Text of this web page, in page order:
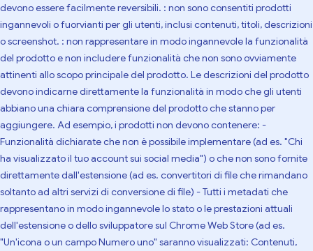
devono essere facilmente reversibili. : non sono consentiti prodotti
ingannevoli o fuorvianti per gli utenti, inclusi contenuti, titoli, descrizioni
o screenshot. : non rappresentare in modo ingannevole la funzionalità
del prodotto e non includere funzionalità che non sono ovviamente
attinenti allo scopo principale del prodotto. Le descrizioni del prodotto
devono indicarne direttamente la funzionalità in modo che gli utenti
abbiano una chiara comprensione del prodotto che stanno per
aggiungere. Ad esempio, i prodotti non devono contenere: -
Funzionalità dichiarate che non è possibile implementare (ad es. "Chi
ha visualizzato il tuo account sui social media") o che non sono fornite
direttamente dall'estensione (ad es. convertitori di file che rimandano
soltanto ad altri servizi di conversione di file) - Tutti i metadati che
rappresentano in modo ingannevole lo stato o le prestazioni attuali
dell'estensione o dello sviluppatore sul Chrome Web Store (ad es.
"Un'icona o un campo Numero uno" saranno visualizzati: Contenuti,